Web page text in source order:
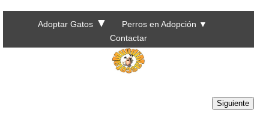
Adoptar Gatos ▼ Perros en Adopción ▼
Contactar
Siguiente